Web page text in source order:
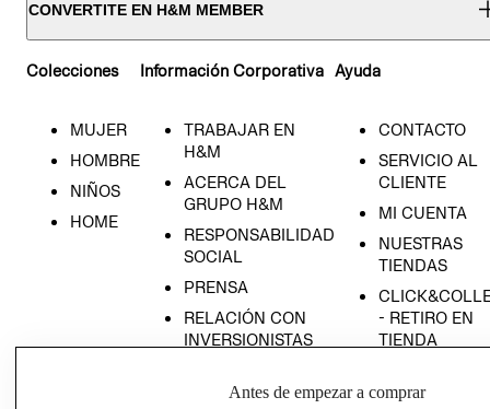
CONVERTITE EN H&M MEMBER
Colecciones
MUJER
HOMBRE
NIÑOS
HOME
Información Corporativa
TRABAJAR EN
H&M
ACERCA DEL
GRUPO H&M
RESPONSABILIDAD
SOCIAL
PRENSA
RELACIÓN CON
INVERSIONISTAS
EMPRESARIAL
Ayuda
CONTACTO
SERVICIO AL
CLIENTE
MI CUENTA
NUESTRAS
TIENDAS
- RETIRO EN
TIENDA
CONDICIONES
Antes de empezar a comprar